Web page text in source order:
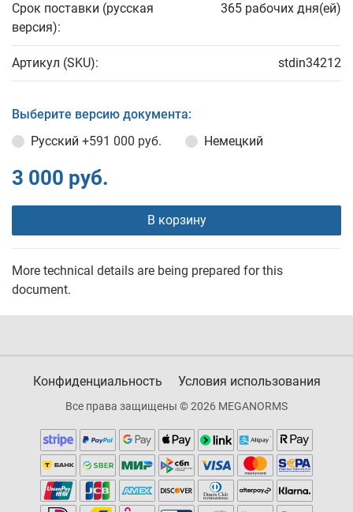
Срок поставки (русская
версия):
365 рабочих дня(ей)
Артикул (SKU): stdin34212
Выберите версию документа:
Русский +591 000 руб. Немецкий
3 000 руб.
В корзину
More technical details are being prepared for this
document.
Конфиденциальность Условия использования
Все права защищены © 2026 MEGANORMS